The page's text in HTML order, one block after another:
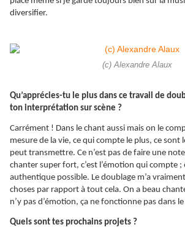
diversifier.
(c) Alexandre Alaux
Qu’apprécies-tu le plus dans ce travail de
ton interprétation sur scène ?
Carrément ! Dans le chant aussi mais on le
mesure de la vie, ce qui compte le plus, ce sont
peut transmettre. Ce n’est pas de faire une
chanter super fort, c’est l’émotion qui compte ;
authentique possible. Le doublage m’a
choses par rapport à tout cela. On a beau
n’y pas d’émotion, ça ne fonctionne pas dans
Quels sont tes prochains projets ?